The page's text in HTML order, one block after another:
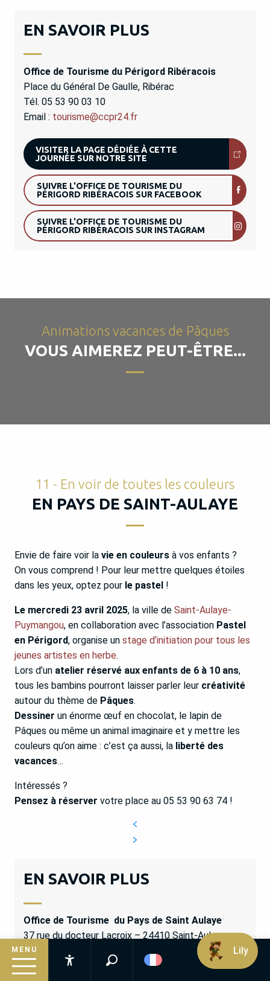
MENU
Recherche
EN SAVOIR PLUS
Office de Tourisme du Périgord Ribéracois
Place du Général De Gaulle, Ribérac
Tél. 05 53 90 03 10
Email : tourisme@ccpr24.fr
VISITER LA PAGE DÉDIÉE À CETTE
JOURNÉE SUR NOTRE SITE
SUIVRE L'OFFICE DE TOURISME DU
PÉRIGORD RIBÉRACOIS SUR FACEBOOK
SUIVRE L'OFFICE DE TOURISME DU
PÉRIGORD RIBÉRACOIS SUR INSTAGRAM
Animations vacances de Pâques
VOUS AIMEREZ PEUT-ÊTRE...
Animations vacances de Pâques en
Dordogne
LIRE LA SUITE
11 - En voir de toutes les couleurs
EN PAYS DE SAINT-AULAYE
Envie de faire voir la vie en couleurs à vos enfants ?
On vous comprend ! Pour leur mettre quelques étoiles
dans les yeux, optez pour le pastel !
Le mercredi 23 avril 2025, la ville de Saint-Aulaye-
Puymangou, en collaboration avec l’association Pastel
en Périgord, organise un stage d’initiation pour tous les
jeunes artistes en herbe.
Lors d’un atelier réservé aux enfants de 6 à 10 ans,
tous les bambins pourront laisser parler leur créativité
autour du thème de Pâques.
Dessiner un énorme œuf en chocolat, le lapin de
Pâques ou même un animal imaginaire et y mettre les
couleurs qu’on aime : c’est ça aussi, la liberté des
vacances…
Intéressés ?
Pensez à réserver votre place au 05 53 90 63 74 !
EN SAVOIR PLUS
Office de Tourisme du Pays de Saint Aulaye
37 rue du docteur Lacroix – 24410 Saint-Aulaye-
Puymangou
Tél. 05 53 90 63 74
Lily